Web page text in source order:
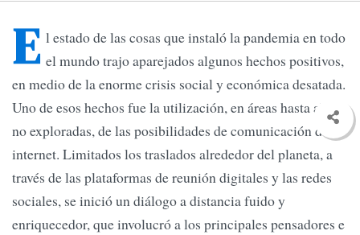
E l estado de las cosas que instaló la pandemia en todo
el mundo trajo aparejados algunos hechos positivos,
en medio de la enorme crisis social y económica desatada.
Uno de esos hechos fue la utilización, en áreas hasta ahora
no exploradas, de las posibilidades de comunicación de
internet. Limitados los traslados alrededor del planeta, a
través de las plataformas de reunión digitales y las redes
sociales, se inició un diálogo a distancia fuido y
enriquecedor, que involucró a los principales pensadores e